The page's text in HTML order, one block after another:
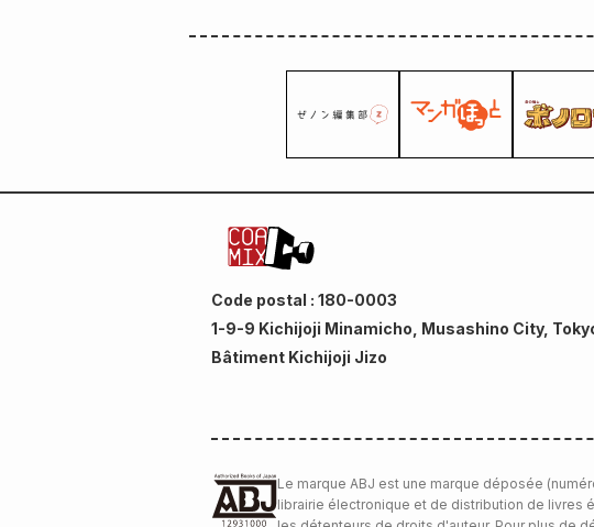
Code postal : 180-0003
1-9-9 Kichijoji Minamicho, Musashino City,
Bâtiment Kichijoji Jizo
Le marque ABJ est une marque déposée
librairie électronique et de distribution de livres